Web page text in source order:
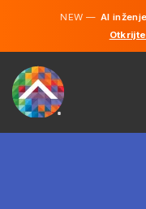
NEW —AI